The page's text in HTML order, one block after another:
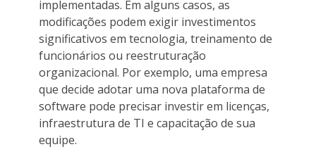
implementadas. Em alguns casos, as
modificações podem exigir investimentos
significativos em tecnologia, treinamento de
funcionários ou reestruturação
organizacional. Por exemplo, uma empresa
que decide adotar uma nova plataforma de
software pode precisar investir em licenças,
infraestrutura de TI e capacitação de sua
equipe.